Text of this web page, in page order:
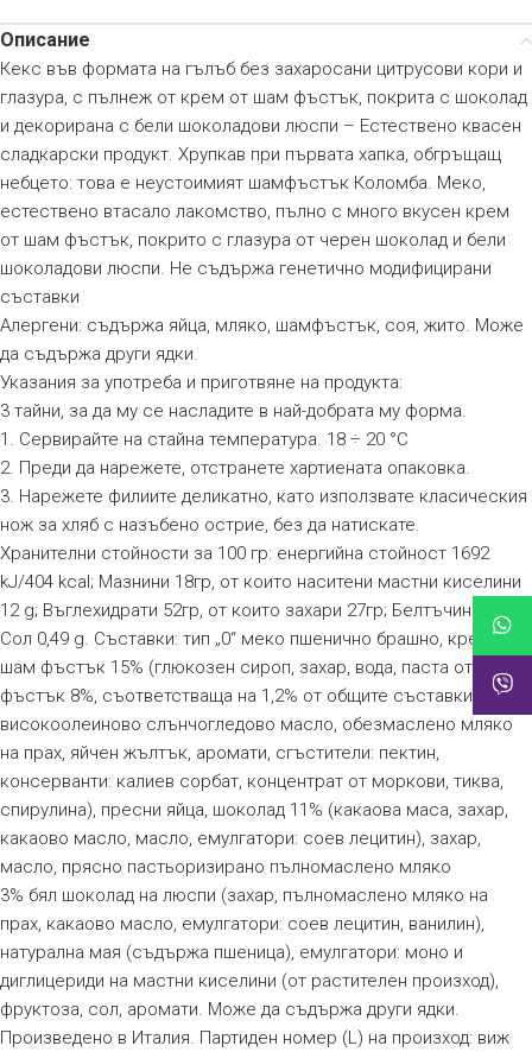
Описание
Кекс във формата на гълъб без захаросани цитрусови кори и
глазура, с пълнеж от крем от шам фъстък, покрита с шоколад
и декорирана с бели шоколадови люспи – Естествено квасен
сладкарски продукт. Хрупкав при първата хапка, обгръщащ
небцето: това е неустоимият шамфъстък Коломба. Меко,
естествено втасало лакомство, пълно с много вкусен крем
от шам фъстък, покрито с глазура от черен шоколад и бели
шоколадови люспи. Не съдържа генетично модифицирани
съставки
Алергени: съдържа яйца, мляко, шамфъстък, соя, жито. Може
да съдържа други ядки.
Указания за употреба и приготвяне на продукта:
3 тайни, за да му се насладите в най-добрата му форма.
1. Сервирайте на стайна температура. 18 ÷ 20 °C
2. Преди да нарежете, отстранете хартиената опаковка.
3. Нарежете филиите деликатно, като използвате класическия
нож за хляб с назъбено острие, без да натискате.
Хранителни стойности за 100 гр: енергийна стойност 1692
kJ/404 kcal; Мазнини 18гр, от които наситени мастни киселини
12 g; Въглехидрати 52гр, от които захари 27гр; Белтъчини 7,4 g;
Сол 0,49 g. Съставки: тип „0“ меко пшенично брашно, крем от
шам фъстък 15% (глюкозен сироп, захар, вода, паста от шам
фъстък 8%, съответстваща на 1,2% от общите съставки,
високоолеиново слънчогледово масло, обезмаслено мляко
на прах, яйчен жълтък, аромати, сгъстители: пектин,
консерванти: калиев сорбат, концентрат от моркови, тиква,
спирулина), пресни яйца, шоколад 11% (какаова маса, захар,
какаово масло, масло, емулгатори: соев лецитин), захар,
масло, прясно пастьоризирано пълномаслено мляко
3% бял шоколад на люспи (захар, пълномаслено мляко на
прах, какаово масло, емулгатори: соев лецитин, ванилин),
натурална мая (съдържа пшеница), емулгатори: моно и
диглицериди на мастни киселини (от растителен произход),
фруктоза, сол, аромати. Може да съдържа други ядки.
Произведено в Италия. Партиден номер (L) на произход: виж